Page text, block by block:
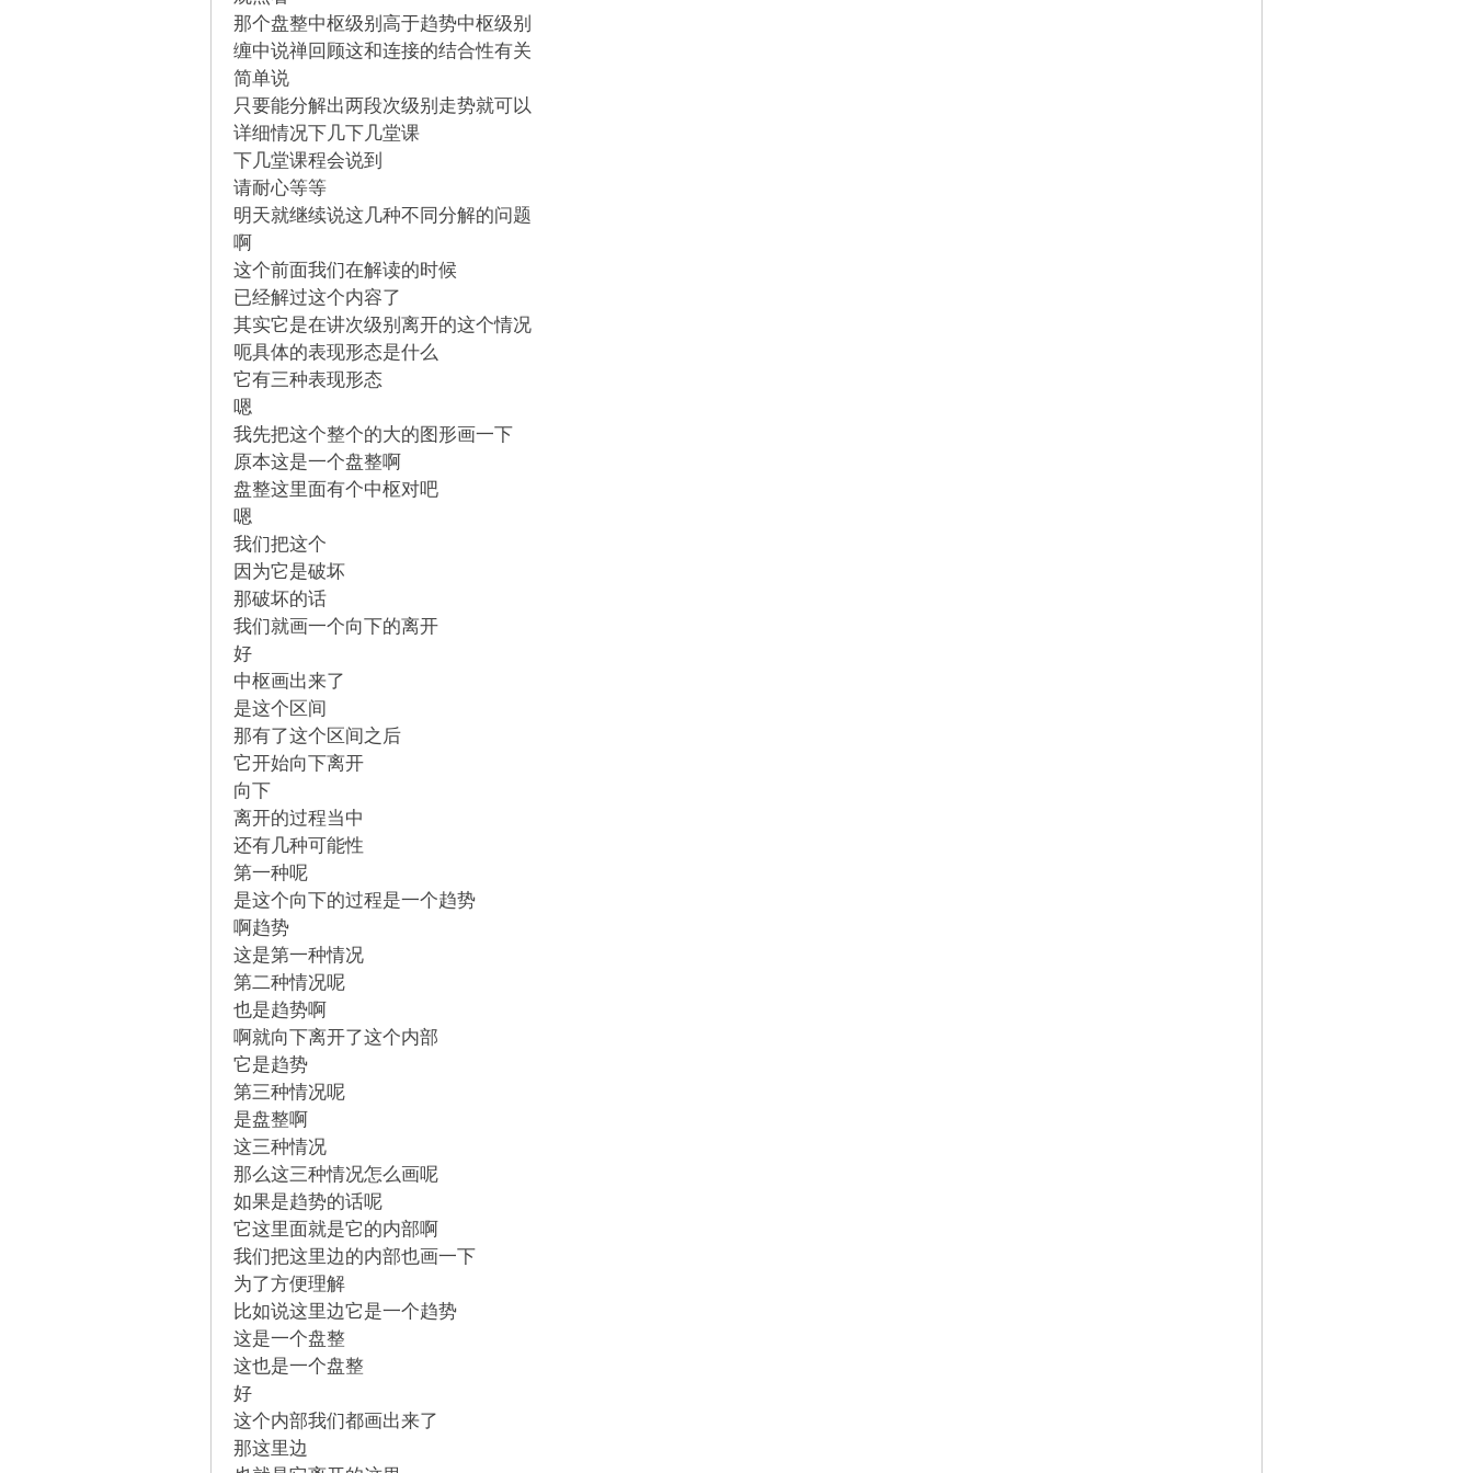
那个盘整中枢级别高于趋势中枢级别
缠中说禅回顾这和连接的结合性有关
简单说
只要能分解出两段次级别走势就可以
详细情况下几下几堂课
下几堂课程会说到
请耐心等等
明天就继续说这几种不同分解的问题
啊
这个前面我们在解读的时候
已经解过这个内容了
其实它是在讲次级别离开的这个情况
呃具体的表现形态是什么
它有三种表现形态
嗯
我先把这个整个的大的图形画一下
原本这是一个盘整啊
盘整这里面有个中枢对吧
嗯
我们把这个
因为它是破坏
那破坏的话
我们就画一个向下的离开
好
中枢画出来了
是这个区间
那有了这个区间之后
它开始向下离开
向下
离开的过程当中
还有几种可能性
第一种呢
是这个向下的过程是一个趋势
啊趋势
这是第一种情况
第二种情况呢
也是趋势啊
啊就向下离开了这个内部
它是趋势
第三种情况呢
是盘整啊
这三种情况
那么这三种情况怎么画呢
如果是趋势的话呢
它这里面就是它的内部啊
我们把这里边的内部也画一下
为了方便理解
比如说这里边它是一个趋势
这是一个盘整
这也是一个盘整
好
这个内部我们都画出来了
那这里边